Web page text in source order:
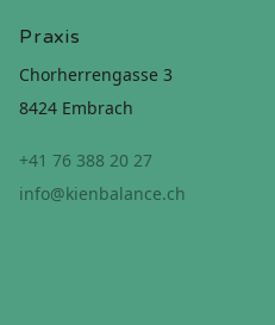
Praxis
Chorherrengasse 3
8424 Embrach
+41 76 388 20 27
info@kienbalance.ch